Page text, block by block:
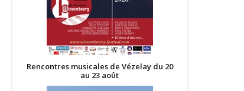
Rencontres musicales de Vézelay du 20
au 23 août